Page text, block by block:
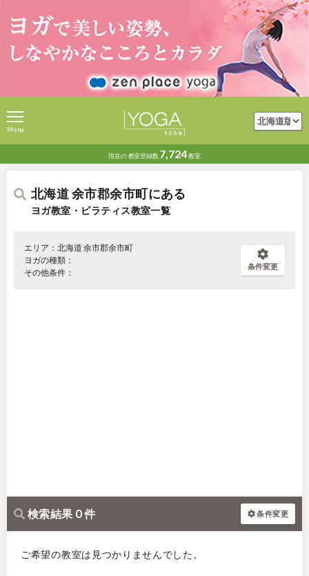
現在の教室登録数 7,724教室
Menu
北海道 余市郡余市町にある
ヨガ教室・ピラティス教室一覧
エリア：北海道 余市郡余市町
ヨガの種類：
その他条件：
条件変更
検索結果 0 件 条件変更
ご希望の教室は見つかりませんでした。